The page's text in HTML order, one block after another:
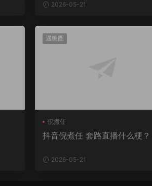
2026-05-21
遇糖圈
倪煮任
抖音倪煮任 套路直播什么梗？
2026-05-21